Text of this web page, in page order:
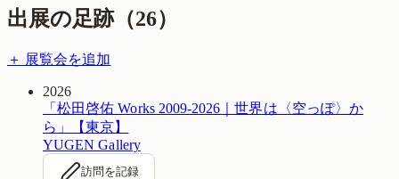
出展の足跡（26）
＋ 展覧会を追加
2026
「松田啓佑 Works 2009-2026｜世界は〈空っぽ〉か
ら」【東京】
YUGEN Gallery
訪問を記録